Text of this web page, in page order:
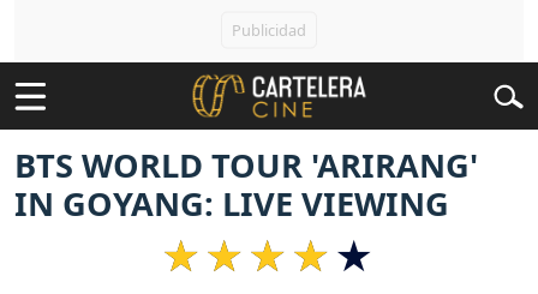
BTS WORLD TOUR 'ARIRANG'
IN GOYANG: LIVE VIEWING